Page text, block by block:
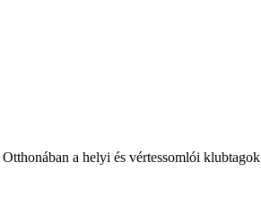
a helyi és vértessomlói klubtagok